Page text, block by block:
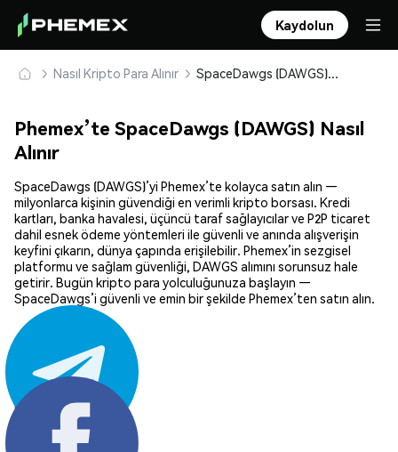
Kaydolun
Nasıl Kripto Para Alınır SpaceDawgs (DAWGS) Güvenle Satın Alın ve Saklayın
Phemex’te SpaceDawgs (DAWGS) Nasıl
Alınır
SpaceDawgs (DAWGS)’yi Phemex’te kolayca satın alın —
milyonlarca kişinin güvendiği en verimli kripto borsası. Kredi
kartları, banka havalesi, üçüncü taraf sağlayıcılar ve P2P ticaret
dahil esnek ödeme yöntemleri ile güvenli ve anında alışverişin
keyfini çıkarın, dünya çapında erişilebilir. Phemex’in sezgisel
platformu ve sağlam güvenliği, DAWGS alımını sorunsuz hale
getirir. Bugün kripto para yolculuğunuza başlayın —
SpaceDawgs’i güvenli ve emin bir şekilde Phemex’ten satın alın.
Paylaş: